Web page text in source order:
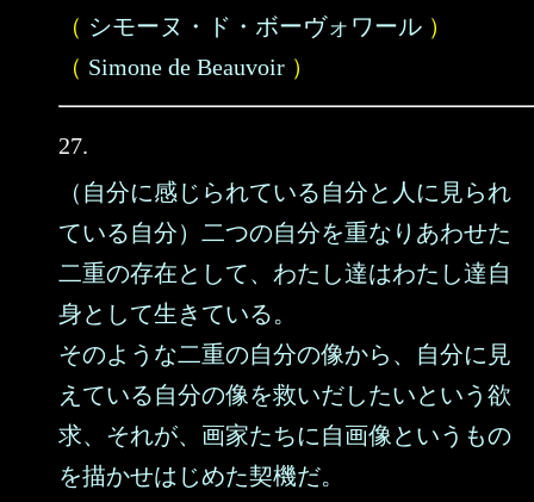
（ シモーヌ・ド・ボーヴォワール ）
（ Simone de Beauvoir ）
27.
（自分に感じられている自分と人に見られ
ている自分）二つの自分を重なりあわせた
二重の存在として、わたし達はわたし達自
身として生きている。
そのような二重の自分の像から、自分に見
えている自分の像を救いだしたいという欲
求、それが、画家たちに自画像というもの
を描かせはじめた契機だ。